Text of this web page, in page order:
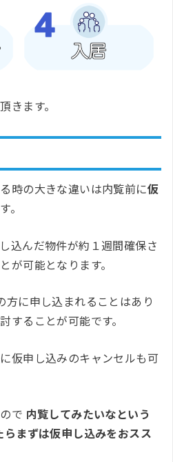
きます。
時の大きな違いは内覧前に仮
。
込んだ物件が約１週間確保さ
が可能となります。
に申し込まれることはあり
することが可能です。
仮申し込みのキャンセルも可
で 内覧してみたいなという
まずは仮申し込みをおスス